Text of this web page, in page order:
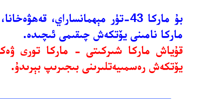
ماركا نامىنى يۆتكەش چىقىمى ئىچىدە.
قۇياش ماركا شىركىتى - ماركا تورى
يۆتكەش رەسمىيەتلىرىنى بىجىرىپ بېرىدۇ.